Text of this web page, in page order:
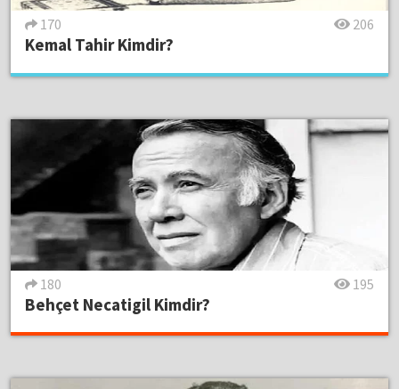
170 206
Kemal Tahir Kimdir?
180 195
Behçet Necatigil Kimdir?